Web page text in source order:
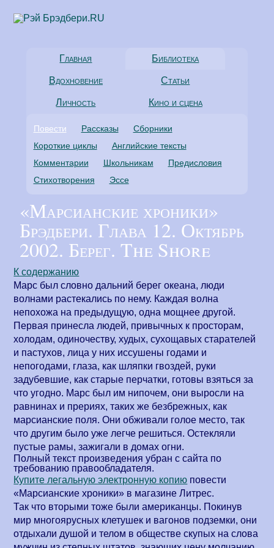
Главная Библиотека
Вдохновение Статьи
Личность Кино и сцена
Повести Рассказы
Сборники
Короткие циклы
Английские тексты
Комментарии
Школьникам
Предисловия
Стихотворения
Эссе
«Марсианские хроники»
Брэдбери. Глава 12. Октябрь
2002. Берег. The Shore
К содержанию
Марс был словно дальний берег океана, люди
волнами растекались по нему. Каждая волна
непохожа на предыдущую, одна мощнее другой.
Первая принесла людей, привычных к просторам,
холодам, одиночеству, худых, сухощавых старателей
и пастухов, лица у них иссушены годами и
непогодами, глаза, как шляпки гвоздей, руки
задубевшие, как старые перчатки, готовы взяться за
что угодно. Марс был им нипочем, они выросли на
равнинах и прериях, таких же безбрежных, как
марсианские поля. Они обживали голое место, так
что другим было уже легче решиться. Остекляли
пустые рамы, зажигали в домах огни.
Полный текст произведения убран с сайта по
требованию правообладателя.
Купите легальную электронную копию повести
«Марсианские хроники» в магазине Литрес.
Так что вторыми тоже были американцы. Покинув
мир многоярусных клетушек и вагонов подземки, они
отдыхали душой и телом в обществе скупых на слова